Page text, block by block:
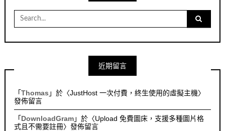
Search
for:
近期留言
「Thomas 」於〈JustHost 一次付費，終生使用的虛擬主機〉
發佈留言
「 DownloadGram」於〈Upload 免費圖床，支援多種圖片格
式且不需要註冊〉發佈留言